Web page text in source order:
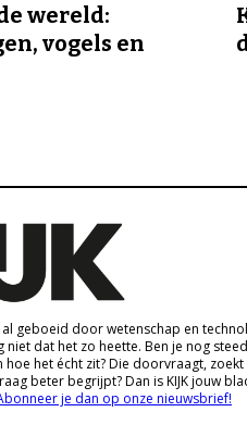
wereld:
vogels en
geboeid door wetenschap en
niet dat het zo heette. Ben je nog
hoe het écht zit? Die doorvraagt,
beter begrijpt? Dan is KIJK jouw
je dan op onze nieuwsbrief!